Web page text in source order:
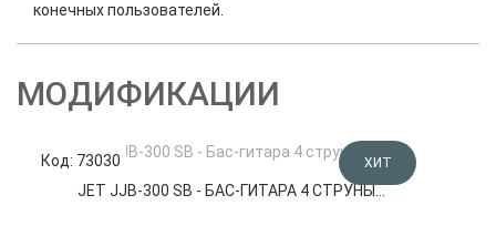
конечных пользователей.
МОДИФИКАЦИИ
Код: 73030 ХИТ
JET JJB-300 SB - БАС-ГИТАРА 4 СТРУНЫ...